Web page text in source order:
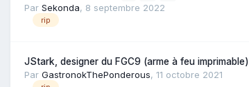
Par Sekonda, 8 septembre 2022
rip
JStark, designer du FGC9 (arme à feu
Par GastronokThePonderous, 11 octobre 2021